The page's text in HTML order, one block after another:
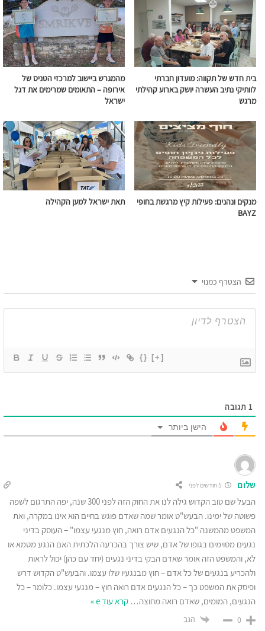
בית חדש של תקווה: מועדון חברתי
לוותיקי נתיב העשרה יושק בארוע קהילתי
מרגש
מהמגרש ביישוב למרכזי הטניס של
אירופה – התאומים שמרימים את דגל
ישראל
מנקים ונהנים: פעילות קיץ מרגשת בחופי
BAYZ
תאת ישראל למען הקהילה
הצטרף כמנוי
{} [+]
1 תגובה
הישן ביותר
שלום
הבעל שם טוב הקדוש גילה לנו את החוק הזה לפני 300 שנה, יפה התרגום לשפה
פשוטה של ימינו. הבעש"ט אומר שמה שאדם פוגש בחיים הוא אינו במקרה, ואת
המשפט מהמשנה "כל הנגעים אדם רואה, חוץ מנגעי עצמו" – העוסק בדיני
נגעים מסוימים בגופו של אדם, שיש צורך בהכרעה הלכתית האם הנגע מטמא או
לא, והמשפט הזה אומר שאדם הבקי בדיני נגעים (יחד עם כהן) יכול לראות
ולהכריע בנגעים של כל אדם – חוץ מבנגעיו שלו עצמו. והבעש"ט הקדוש דרש
ופיסק את המשפט כך – כל הנגעים אדם רואה חוץ – מנגעי עצמו. כלומר – כל
הנגעים, המומים, שאדם רואה מחוצה… קרא עוד e »
0 הגב